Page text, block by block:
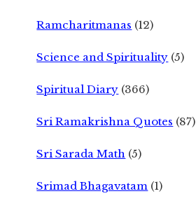
Ramcharitmanas (12)
Science and Spirituality (5)
Spiritual Diary (366)
Sri Ramakrishna Quotes (87)
Sri Sarada Math (5)
Srimad Bhagavatam (1)